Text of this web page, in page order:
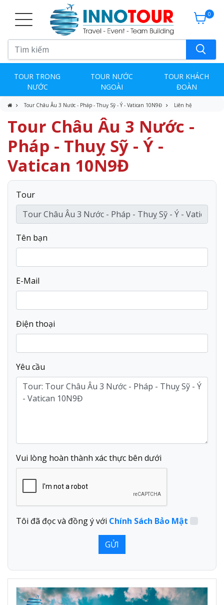
0
TOUR TRONG
NƯỚC
TOUR NƯỚC
NGOÀI
TOUR KHÁCH
ĐOÀN
Tour Châu Âu 3 Nước - Pháp - Thuỵ Sỹ - Ý - Vatican 10N9Đ Liên hệ
Tour Châu Âu 3 Nước -
Pháp - Thuỵ Sỹ - Ý -
Vatican 10N9Đ
Tour
Tên bạn
E-Mail
Điện thoại
Yêu cầu
Vui lòng hoàn thành xác thực bên dưới
Tôi đã đọc và đồng ý với Chính Sách Bảo Mật